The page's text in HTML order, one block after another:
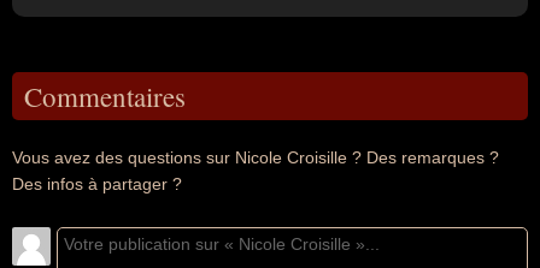
Commentaires
Vous avez des questions sur Nicole Croisille ? Des remarques ?
Des infos à partager ?